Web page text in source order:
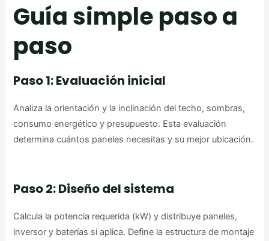
Guía simple paso a
paso
Paso 1: Evaluación inicial
Analiza la orientación y la inclinación del techo, sombras,
consumo energético y presupuesto. Esta evaluación
determina cuántos paneles necesitas y su mejor ubicación.
Paso 2: Diseño del sistema
Calcula la potencia requerida (kW) y distribuye paneles,
inversor y baterías si aplica. Define la estructura de montaje